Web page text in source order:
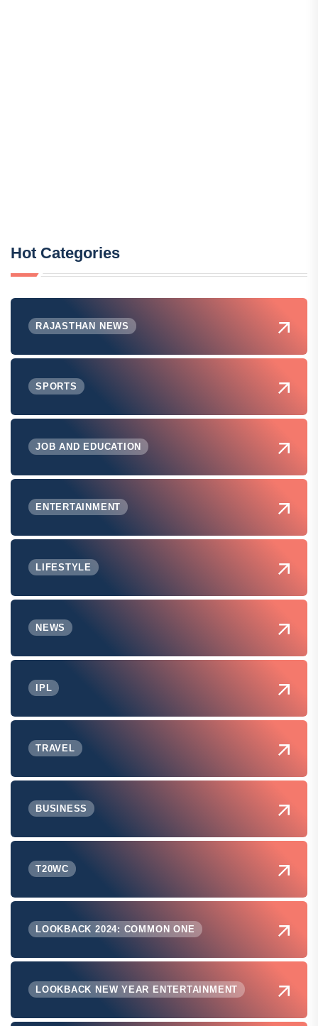
Hot Categories
RAJASTHAN NEWS
SPORTS
JOB AND EDUCATION
ENTERTAINMENT
LIFESTYLE
NEWS
IPL
TRAVEL
BUSINESS
T20WC
LOOKBACK 2024: COMMON ONE
LOOKBACK NEW YEAR ENTERTAINMENT